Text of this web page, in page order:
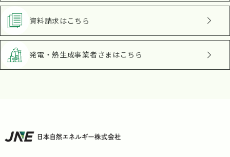
資料請求 はこちら
発電・熱生成事業者さま はこちら